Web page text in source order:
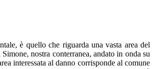
è quello che riguarda una vasta area del
nostra conterranea, andato in onda su
interessata al danno corrisponde al comune